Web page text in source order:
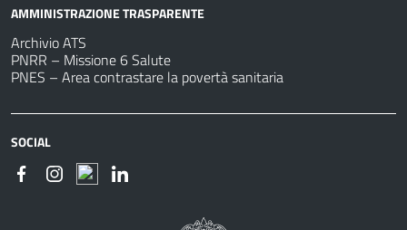
AMMINISTRAZIONE TRASPARENTE
Archivio ATS
PNRR – Missione 6 Salute
PNES – Area contrastare la povertà sanitaria
SOCIAL